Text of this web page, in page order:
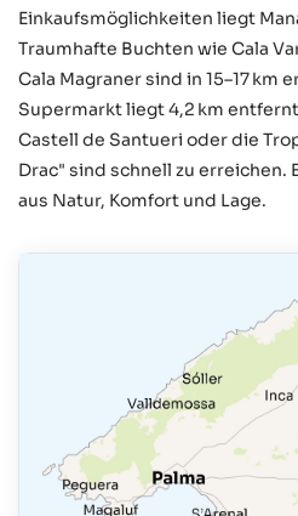
Einkaufsmöglichkeiten liegt
Traumhafte Buchten wie Cala
Cala Magraner sind in 15–17 km
Supermarkt liegt 4,2 km
Castell de Santueri oder die
Drac" sind schnell zu erreichen.
aus Natur, Komfort und Lage.